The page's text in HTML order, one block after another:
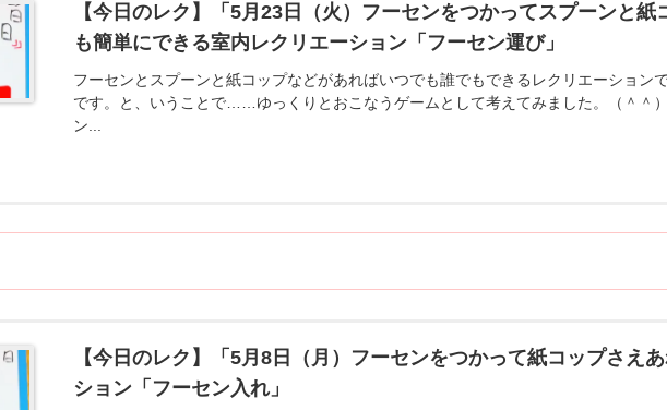
【今日のレク】「5月23日（火）フーセンをつかってスプーンと
も簡単にできる室内レクリエーション「フーセン運び」
フーセンとスプーンと紙コップなどがあればいつでも誰でもできるレクリエーション
です。と、いうことで……ゆっくりとおこなうゲームとして考えてみました。（＾＾
ン...
【今日のレク】「5月8日（月）フーセンをつかって紙コップさえ
ション「フーセン入れ」